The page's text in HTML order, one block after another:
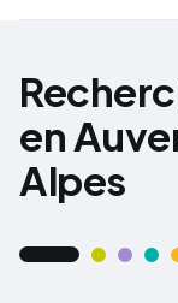
en
Alpes